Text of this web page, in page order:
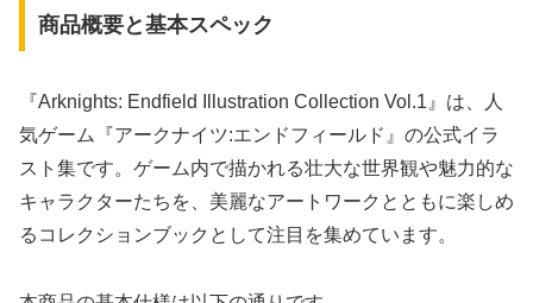
商品概要と基本スペック
『Arknights: Endfield Illustration Collection Vol.1』は、人
気ゲーム『アークナイツ:エンドフィールド』の公式イラ
スト集です。ゲーム内で描かれる壮大な世界観や魅力的な
キャラクターたちを、美麗なアートワークとともに楽しめ
るコレクションブックとして注目を集めています。